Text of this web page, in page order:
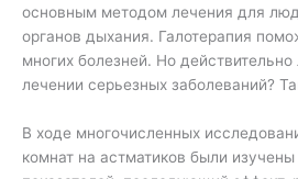
основным методом лечения для
органов дыхания. Галотерапия
многих болезней. Но
лечении серьезных заболеваний?
В ходе многочисленных
комнат на астматиков были